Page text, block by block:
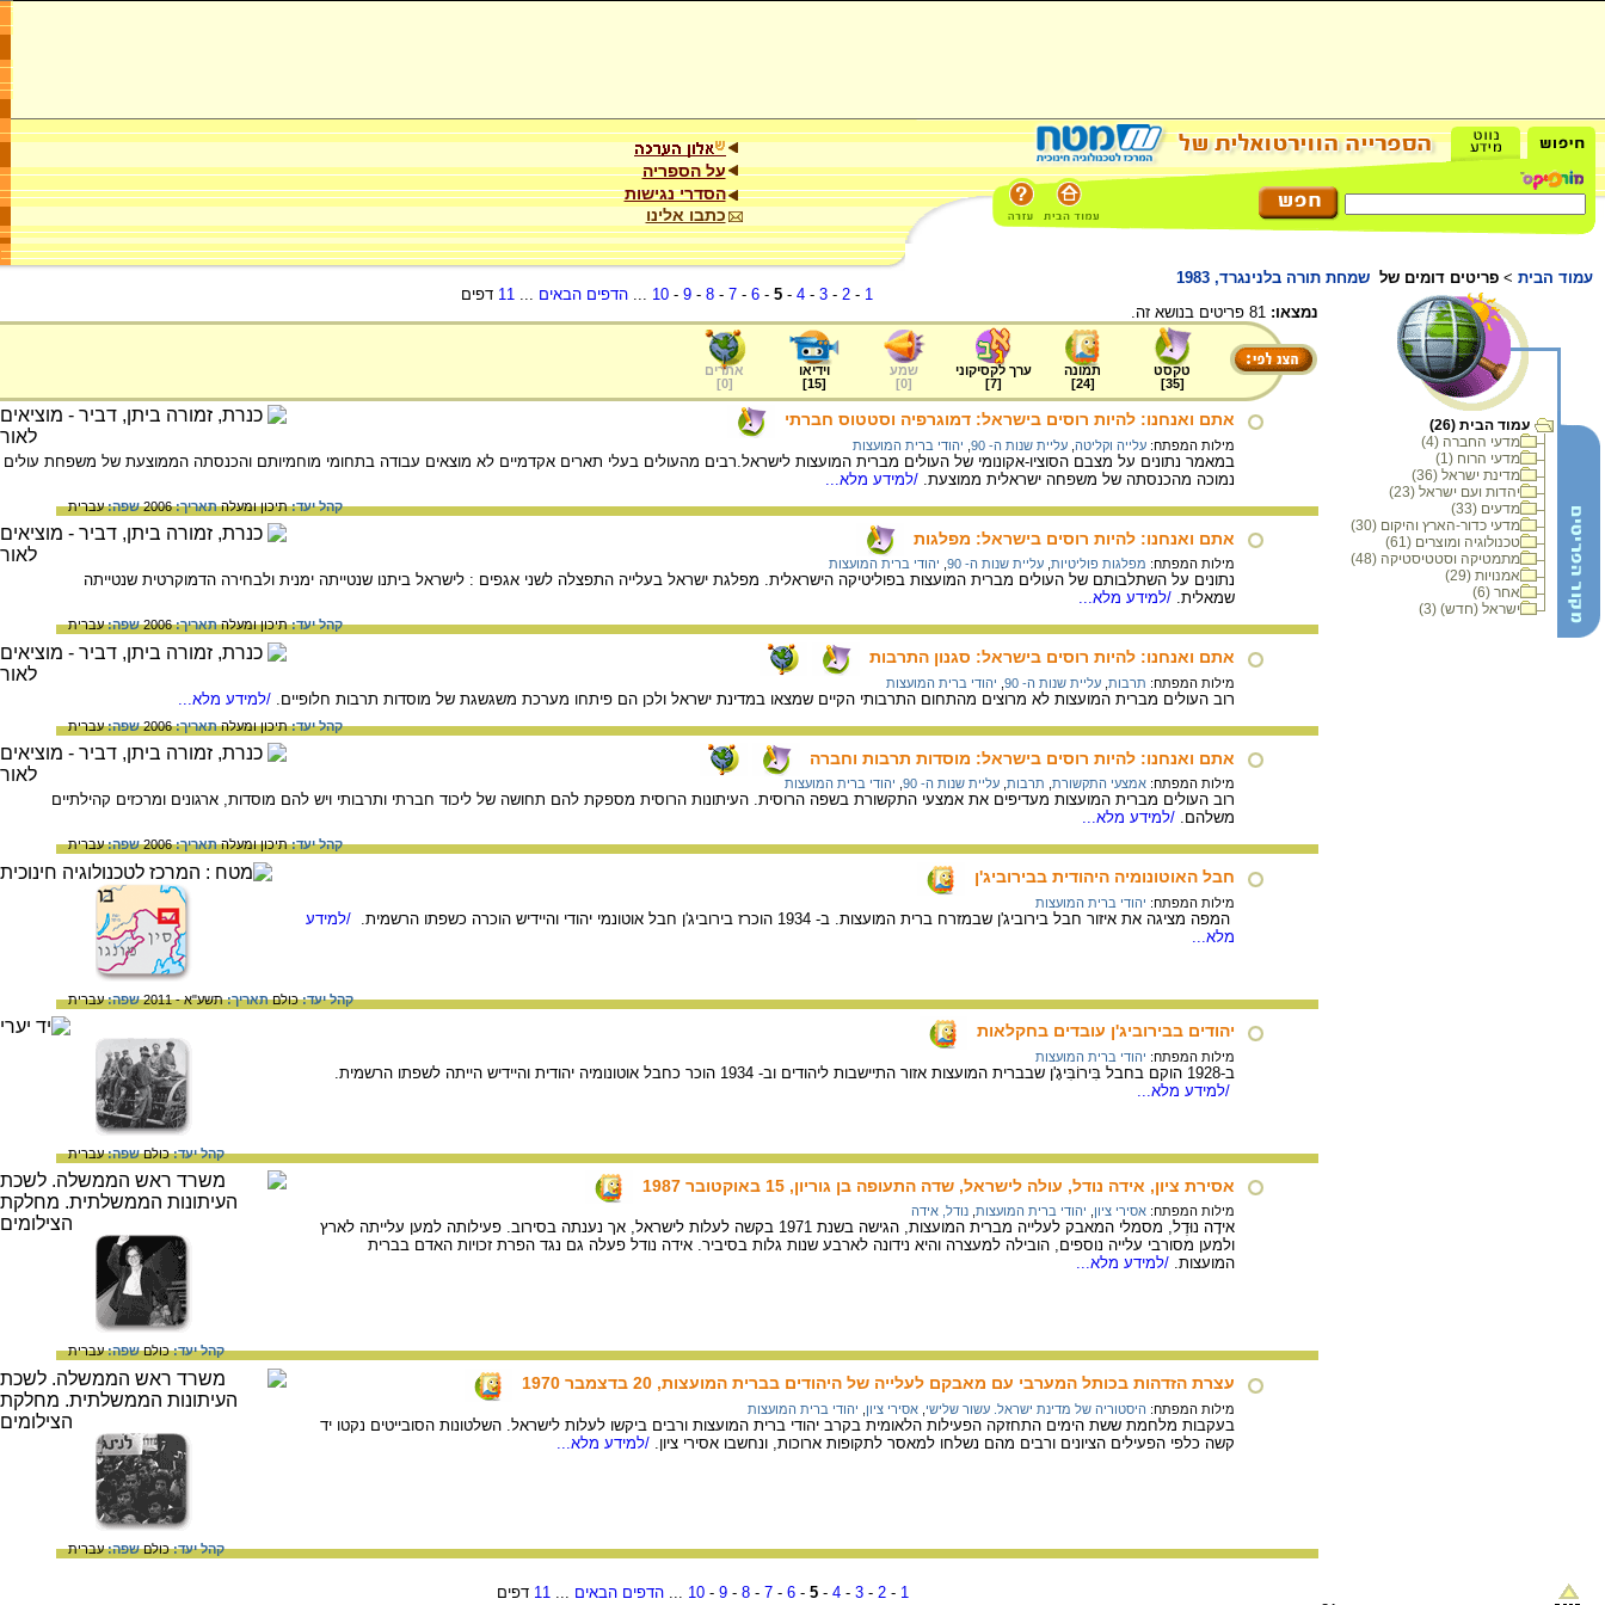
על הספריה
הסדרי נגישות
כתבו אלינו
עמוד הבית > פריטים דומים של שמחת תורה בלנינגרד, 1983
עמוד הבית (26)
מדעי החברה (4)
מדעי הרוח (1)
מדינת ישראל (36)
יהדות ועם ישראל (23)
מדעים (33)
מדעי כדור-הארץ והיקום (30)
טכנולוגיה ומוצרים (61)
מתמטיקה וסטטיסטיקה (48)
אמנויות (29)
אחר (6)
ישראל (חדש) (3)
1
-
2
-
3
-
4
-
5
-
6
-
7
-
8
-
9
-
10
...הדפים הבאים ...
11 דפים
נמצאו:
טקסט
[
35
]
תמונה
[
24
]
ערך לקסיקוני
[
7
]
שמע
[
0
]
וידיאו
[
15
]
אתרים
[
0
]
אתם ואנחנו: להיות רוסים בישראל: דמוגרפיה וסטטוס חברתי
מילות המפתח: עלייה וקליטה עליית שנות ה- 90 יהודי ברית המועצות
במאמר נתונים על מצבם הסוציו-אקונומי של העולים מברית המועצות לישראל.רבים מהעולים בעלי תארים אקדמיים לא מוצאים עבודה בתחומי מוחמיותם והכנסתה הממוצעת של משפחת עולים
נמוכה מהכנסתה של משפחה ישראלית ממוצעת. /למידע מלא...
קהל יעד:תיכון ומעלהתאריך:2006 שפה:עברית
אתם ואנחנו: להיות רוסים בישראל: מפלגות
מילות המפתח: מפלגות פוליטיות עליית שנות ה- 90 יהודי ברית המועצות
נתונים על השתלבותם של העולים מברית המועצות בפוליטיקה הישראלית. מפלגת ישראל בעלייה התפצלה לשני אגפים : לישראל ביתנו שנטייתה ימנית ולבחירה הדמוקרטית שנטייתה
שמאלית. /למידע מלא...
קהל יעד:תיכון ומעלהתאריך:2006 שפה:עברית
אתם ואנחנו: להיות רוסים בישראל: סגנון התרבות
מילות המפתח: תרבות עליית שנות ה- 90 יהודי ברית המועצות
רוב העולים מברית המועצות לא מרוצים מהתחום התרבותי הקיים שמצאו במדינת ישראל ולכן הם פיתחו מערכת משגשגת של מוסדות תרבות חלופיים. /למידע מלא...
קהל יעד:תיכון ומעלהתאריך:2006 שפה:עברית
אתם ואנחנו: להיות רוסים בישראל: מוסדות תרבות וחברה
מילות המפתח: אמצעי התקשורת תרבות עליית שנות ה- 90 יהודי ברית המועצות
רוב העולים מברית המועצות מעדיפים את אמצעי התקשורת בשפה הרוסית. העיתונות הרוסית מספקת להם תחושה של ליכוד חברתי ותרבותי ויש להם מוסדות, ארגונים ומרכזים קהילתיים
משלהם. /למידע מלא...
קהל יעד:תיכון ומעלהתאריך:2006 שפה:עברית
חבל האוטונומיה היהודית בבירוביג'ן
מילות המפתח: יהודי ברית המועצות
המפה מציגה את איזור חבל בירוביג'ן שבמזרח ברית המועצות. ב- 1934 הוכרז בירוביג'ן חבל אוטונמי יהודי והיידיש הוכרה כשפתו הרשמית.
/למידע
מלא...
קהל יעד:כולםתאריך:תשע"א - 2011 שפה:עברית
יהודים בבירוביג'ן עובדים בחקלאות
מילות המפתח: יהודי ברית המועצות
ב-1928 הוקם בחבל בִּירוֹבִּיגָ'ן שבברית המועצות אזור התיישבות ליהודים וב- 1934 הוכר כחבל אוטונומיה יהודית והיידיש הייתה לשפתו הרשמית.
/למידע מלא...
קהל יעד:כולםשפה:עברית
אסירת ציון, אידה נודל, עולה לישראל, שדה התעופה בן גוריון, 15 באוקטובר 1987
מילות המפתח: אסירי ציון יהודי ברית המועצות נודל, אידה
אידָה נוּדֶל, מסמלי המאבק לעלייה מברית המועצות, הגישה בשנת 1971 בקשה לעלות לישראל, אך נענתה בסירוב. פעילותה למען עלייתה לארץ
ולמען מסורבי עלייה נוספים, הובילה למעצרה והיא נידונה לארבע שנות גלות בסיביר. אידה נודל פעלה גם נגד הפרת זכויות האדם בברית
המועצות. /למידע מלא...
קהל יעד:כולםשפה:עברית
עצרת הזדהות בכותל המערבי עם מאבקם לעלייה של היהודים בברית המועצות, 20 בדצמבר 1970
מילות המפתח: היסטוריה של מדינת ישראל. עשור שלישי אסירי ציון יהודי ברית המועצות
בעקבות מלחמת ששת הימים התחזקה הפעילות הלאומית בקרב יהודי ברית המועצות ורבים ביקשו לעלות לישראל. השלטונות הסובייטים נקטו יד
קשה כלפי הפעילים הציונים ורבים מהם נשלחו למאסר לתקופות ארוכות, ונחשבו אסירי ציון. /למידע מלא...
קהל יעד:כולםשפה:עברית
1
-
2
-
3
-
4
-
5
-
6
-
7
-
8
-
9
-
10
...הדפים הבאים ...
11 דפים